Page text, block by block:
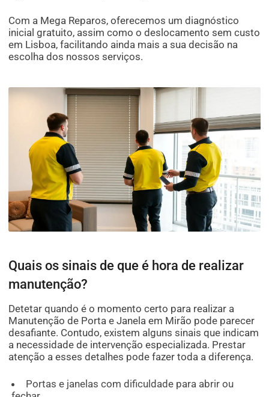
Com a Mega Reparos, oferecemos um diagnóstico
inicial gratuito, assim como o deslocamento sem custo
em Lisboa, facilitando ainda mais a sua decisão na
escolha dos nossos serviços.
Quais os sinais de que é hora de realizar
manutenção?
Detetar quando é o momento certo para realizar a
Manutenção de Porta e Janela em Mirão pode parecer
desafiante. Contudo, existem alguns sinais que indicam
a necessidade de intervenção especializada. Prestar
atenção a esses detalhes pode fazer toda a diferença.
Portas e janelas com dificuldade para abrir ou